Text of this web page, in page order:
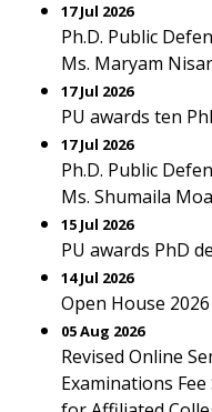
17 Jul 2026
Ph.D. Public
Ms. Maryam Nisar
17 Jul 2026
PU awards ten
17 Jul 2026
Ph.D. Public
Ms. Shumaila
15 Jul 2026
PU awards PhD
14 Jul 2026
Open House
05 Aug 2026
Revised Online
Examinations